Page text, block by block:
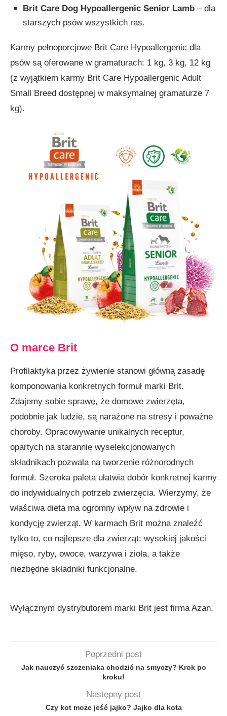
Brit Care Dog Hypoallergenic Senior Lamb – dla
starszych psów wszystkich ras.
Karmy pełnoporcjowe Brit Care Hypoallergenic dla
psów są oferowane w gramaturach: 1 kg, 3 kg, 12 kg
(z wyjątkiem karmy Brit Care Hypoallergenic Adult
Small Breed dostępnej w maksymalnej gramaturze 7
kg).
O marce Brit
Profilaktyka przez żywienie stanowi główną zasadę
komponowania konkretnych formuł marki Brit.
Zdajemy sobie sprawę, że domowe zwierzęta,
podobnie jak ludzie, są narażone na stresy i poważne
choroby. Opracowywanie unikalnych receptur,
opartych na starannie wyselekcjonowanych
składnikach pozwala na tworzenie różnorodnych
formuł. Szeroka paleta ułatwia dobór konkretnej karmy
do indywidualnych potrzeb zwierzęcia. Wierzymy, że
właściwa dieta ma ogromny wpływ na zdrowie i
kondycję zwierząt. W karmach Brit można znaleźć
tylko to, co najlepsze dla zwierząt: wysokiej jakości
mięso, ryby, owoce, warzywa i zioła, a także
niezbędne składniki funkcjonalne.
Wyłącznym dystrybutorem marki Brit jest firma Azan.
Poprzedni post
Jak nauczyć szczeniaka chodzić na smyczy? Krok po
kroku!
Następny post
Czy kot może jeść jajko? Jajko dla kota